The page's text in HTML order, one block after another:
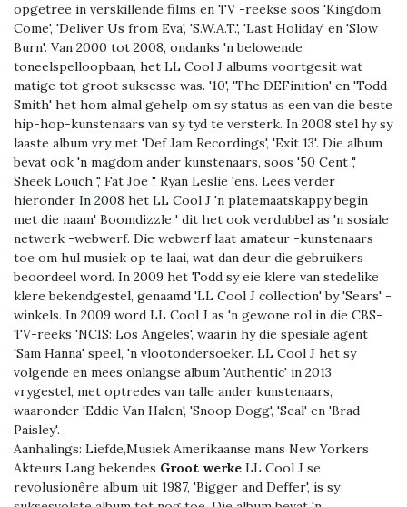
opgetree in verskillende films en TV -reekse soos 'Kingdom
Come', 'Deliver Us from Eva', 'S.W.A.T.', 'Last Holiday' en 'Slow
Burn'. Van 2000 tot 2008, ondanks 'n belowende
toneelspelloopbaan, het LL Cool J albums voortgesit wat
matige tot groot suksesse was. '10', 'The DEFinition' en 'Todd
Smith' het hom almal gehelp om sy status as een van die beste
hip-hop-kunstenaars van sy tyd te versterk. In 2008 stel hy sy
laaste album vry met 'Def Jam Recordings', 'Exit 13'. Die album
bevat ook 'n magdom ander kunstenaars, soos '50 Cent ','
Sheek Louch ',' Fat Joe ',' Ryan Leslie 'ens. Lees verder
hieronder In 2008 het LL Cool J 'n platemaatskappy begin
met die naam' Boomdizzle ' dit het ook verdubbel as 'n sosiale
netwerk -webwerf. Die webwerf laat amateur -kunstenaars
toe om hul musiek op te laai, wat dan deur die gebruikers
beoordeel word. In 2009 het Todd sy eie klere van stedelike
klere bekendgestel, genaamd 'LL Cool J collection' by 'Sears' -
winkels. In 2009 word LL Cool J as 'n gewone rol in die CBS-
TV-reeks 'NCIS: Los Angeles', waarin hy die spesiale agent
'Sam Hanna' speel, 'n vlootondersoeker. LL Cool J het sy
volgende en mees onlangse album 'Authentic' in 2013
vrygestel, met optredes van talle ander kunstenaars,
waaronder 'Eddie Van Halen', 'Snoop Dogg', 'Seal' en 'Brad
Paisley'.
Aanhalings: Liefde,Musiek Amerikaanse mans New Yorkers
Akteurs Lang bekendes Groot werke LL Cool J se
revolusionêre album uit 1987, 'Bigger and Deffer', is sy